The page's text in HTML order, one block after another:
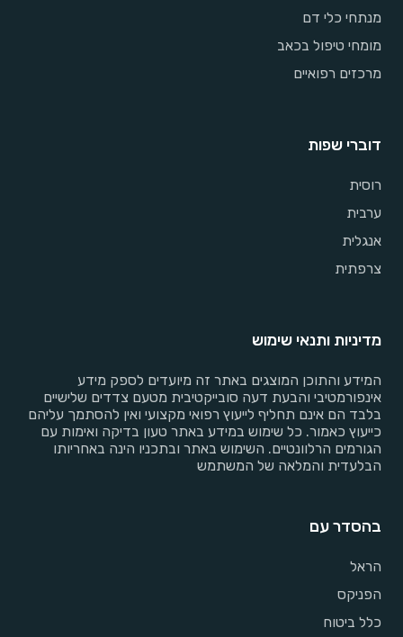
מנתחי כלי דם
מומחי טיפול בכאב
מרכזים רפואיים
דוברי שפות
רוסית
ערבית
אנגלית
צרפתית
מדיניות ותנאי שימוש
המידע והתוכן המוצגים באתר זה מיועדים לספק מידע
אינפורמטיבי והבעת דעה סובייקטיבית מטעם צדדים שלישיים
בלבד הם אינם תחליף לייעוץ רפואי מקצועי ואין להסתמך עליהם
כייעוץ כאמור. כל שימוש במידע באתר טעון בדיקה ואימות עם
הגורמים הרלוונטיים. השימוש באתר ובתכניו הינה באחריותו
הבלעדית והמלאה של המשתמש
בהסדר עם
הראל
הפניקס
כלל ביטוח